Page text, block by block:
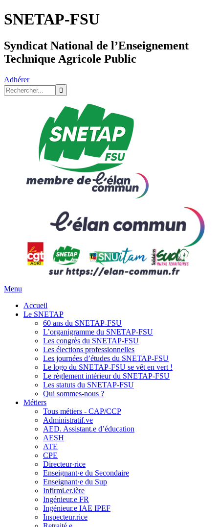
SNETAP-FSU
Syndicat National de l’Enseignement
Technique Agricole Public
Adhérer
Menu
Accueil
Le SNETAP
60 ans du SNETAP-FSU
L’organigramme du SNETAP-FSU
Les congrès du SNETAP-FSU
Les élections professionnelles
Les journées d’études du SNETAP-FSU
Le logo du SNETAP-FSU se vêt en vert !
Le règlement intérieur du SNETAP-FSU
Les statuts du SNETAP-FSU
Qui sommes-nous ?
Métiers
Tous métiers - CAP/CCP
Administratif.ve
AED. Assistant.e d’éducation
AESH
ATE
CPE
Directeur·rice
Enseignant·e du Secondaire
Enseignant·e du Sup
Infirmi.er.ière
Ingénieur.e FR
Ingénieur.e IAE IPEF
Inspecteur.rice